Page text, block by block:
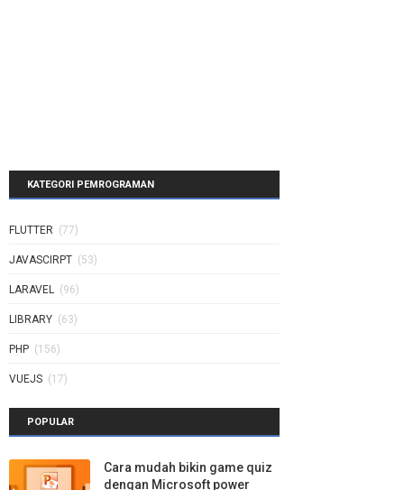
KATEGORI PEMROGRAMAN
FLUTTER (77)
JAVASCIRPT (53)
LARAVEL (96)
LIBRARY (63)
PHP (156)
VUEJS (17)
POPULAR
Cara mudah bikin game quiz
dengan Microsoft power